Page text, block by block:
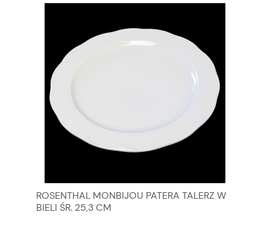
ROSENTHAL MONBIJOU PATERA TALERZ W
BIELI ŚR. 25,3 CM